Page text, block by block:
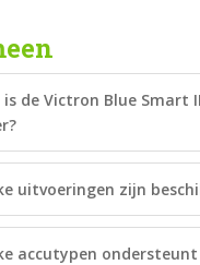
is de Victron Blue Smart
uitvoeringen zijn
accutypen